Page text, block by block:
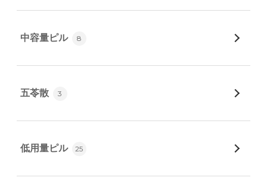
中容量ピル 8
五苓散 3
低用量ピル 25